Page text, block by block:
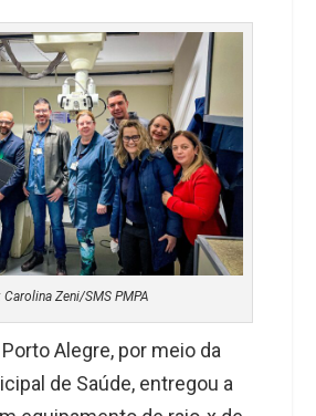
Carolina Zeni/SMS PMPA
Alegre, por meio da
de Saúde, entregou a